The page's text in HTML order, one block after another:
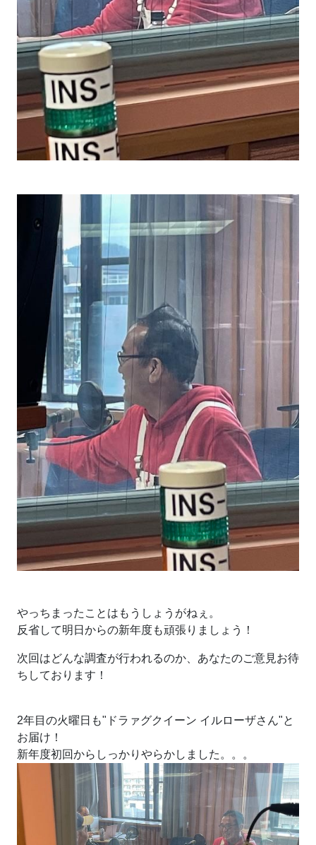
やっちまったことはもうしょうがねぇ。
反省して明日からの新年度も頑張りましょう！
次回はどんな調査が行われるのか、あなたのご意見お待
ちしております！
2年目の火曜日も"ドラァグクイーン イルローザさん"と
お届け！
新年度初回からしっかりやらかしました。。。